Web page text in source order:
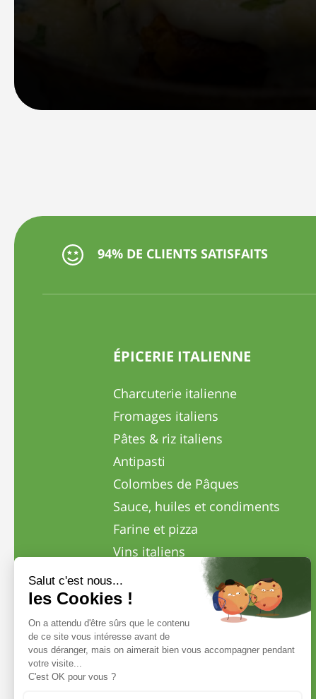
94% DE CLIENTS SATISFAITS
ÉPICERIE ITALIENNE
Charcuterie italienne
Fromages italiens
Pâtes & riz italiens
Antipasti
Colombes de Pâques
Sauce, huiles et condiments
Farine et pizza
Vins italiens
Bières italiennes
Cadeaux
Panettones